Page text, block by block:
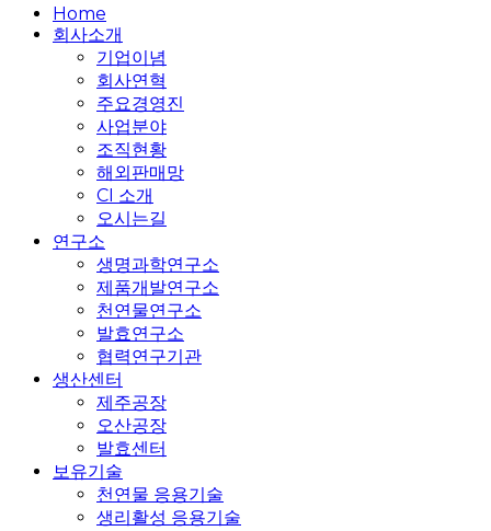
Close
Menu
Home
회사소개
기업이념
회사연혁
주요경영진
사업분야
조직현황
해외판매망
CI 소개
오시는길
연구소
생명과학연구소
제품개발연구소
천연물연구소
발효연구소
협력연구기관
생산센터
제주공장
오산공장
발효센터
보유기술
천연물 응용기술
생리활성 응용기술